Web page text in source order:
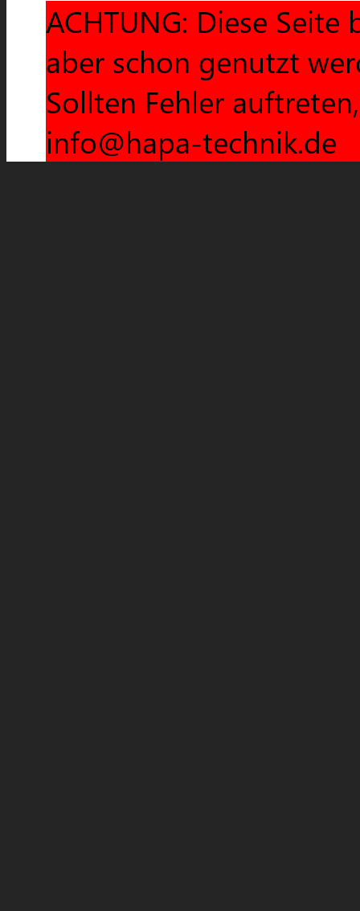
ACHTUNG: Diese
aber schon genutzt
Sollten Fehler
info@hapa-technik.de